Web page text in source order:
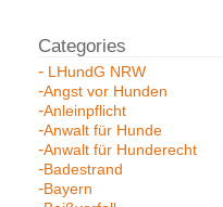
LHundG NRW
Angst vor Hunden
Anleinpflicht
Anwalt für Hunde
Anwalt für Hunderecht
Badestrand
Bayern